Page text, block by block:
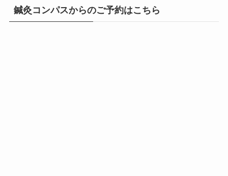
鍼灸コンパスからのご予約はこちら